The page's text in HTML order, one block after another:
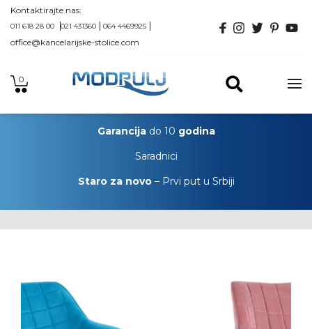
Kontaktirajte nas:
011 618 28 00 021 431360 064 4469925
office@kancelarijske-stolice.com
0
Garancijado 10 godina
Saradnici
Staro za novo– Prvi put u Srbiji